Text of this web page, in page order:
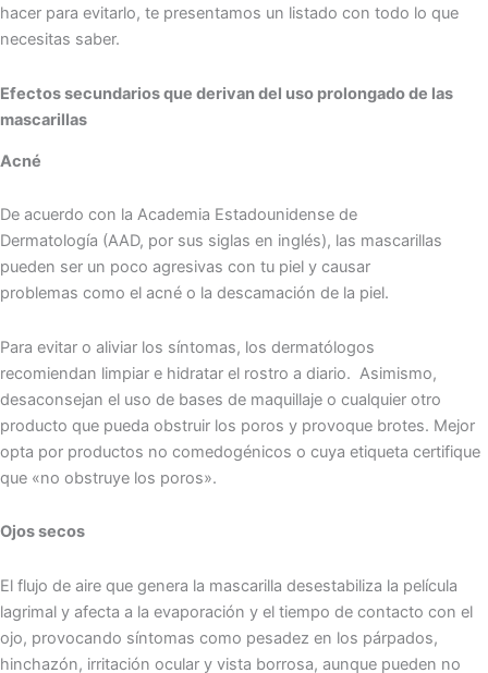
hacer para evitarlo, te presentamos un listado con todo lo que
necesitas saber.
Efectos secundarios que derivan del uso prolongado de las
mascarillas
Acné
De acuerdo con la Academia Estadounidense de
Dermatología (AAD, por sus siglas en inglés), las mascarillas
pueden ser un poco agresivas con tu piel y causar
problemas como el acné o la descamación de la piel.
Para evitar o aliviar los síntomas, los dermatólogos
recomiendan limpiar e hidratar el rostro a diario. Asimismo,
desaconsejan el uso de bases de maquillaje o cualquier otro
producto que pueda obstruir los poros y provoque brotes. Mejor
opta por productos no comedogénicos o cuya etiqueta certifique
que «no obstruye los poros».
Ojos secos
El flujo de aire que genera la mascarilla desestabiliza la película
lagrimal y afecta a la evaporación y el tiempo de contacto con el
ojo, provocando síntomas como pesadez en los párpados,
hinchazón, irritación ocular y vista borrosa, aunque pueden no